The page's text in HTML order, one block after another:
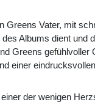
Vater, mit
Albums dient
Greens
einer
der wenigen